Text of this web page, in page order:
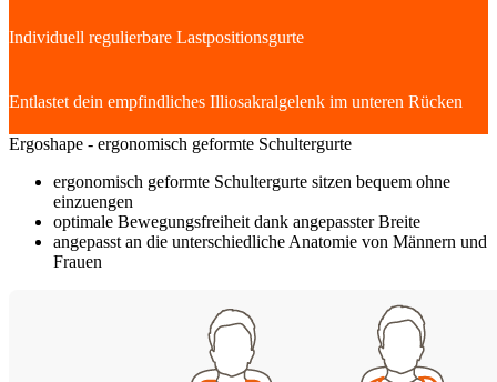
Individuell regulierbare Lastpositionsgurte
Entlastet dein empfindliches Illiosakralgelenk im unteren Rücken
Ergoshape - ergonomisch geformte Schultergurte
ergonomisch geformte Schultergurte sitzen bequem ohne
einzuengen
optimale Bewegungsfreiheit dank angepasster Breite
angepasst an die unterschiedliche Anatomie von Männern und
Frauen